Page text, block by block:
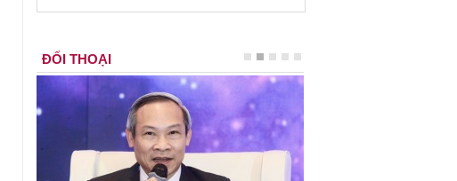
ĐỐI THOẠI